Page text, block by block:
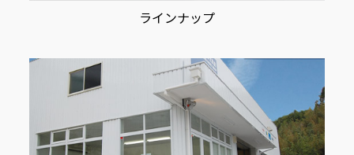
ラインナップ